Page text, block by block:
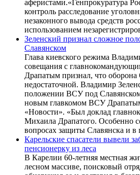
аферистами.«Генпрокуратура
контроль расследование
незаконного вывода средств
использованием
Зеленский признал сложное
Славянском
Глава киевского режима
совещания с
Драпатым признал, что оборона
недостаточной. Владимир
положении ВСУ под
новым главкомом ВСУ
«Новости». «Был доклад
Михаила Драпатого. Особенно
вопросах защиты Славянска и
Карельские спасатели вывели
пенсионерку из леса
В Карелии 60-летняя местная
лесном массиве, поисковый